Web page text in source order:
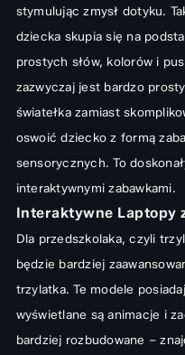
stymulując zmysł dotyku.
dziecka skupia się na
prostych słów, kolorów i
zazwyczaj jest bardzo
światełka zamiast
oswoić dziecko z formą
sensorycznych. To
interaktywnymi zabawkami.
Interaktywne Laptopy
Dla przedszkolaka, czyli
będzie bardziej
trzylatka. Te modele
wyświetlane są animacje i
bardziej rozbudowane –